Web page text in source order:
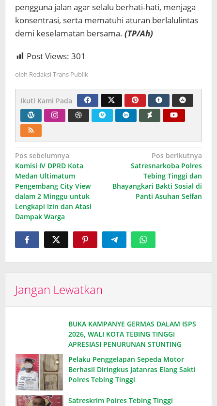
pengguna jalan agar selalu berhati-hati, menjaga
konsentrasi, serta mematuhi aturan berlalulintas
demi keselamatan bersama. (TP/Ah)
Post Views: 301
oleh Redaksi Trans Publik
Ikuti Kami Pada
Navigasi
pos
Pos sebelumnya
Komisi IV DPRD Kota
Medan Ultimatum
Pengembang City View
dalam 2 Minggu untuk
Lengkapi Izin dan Atasi
Dampak Warga
Pos berikutnya
Satresnarkoba Polres
Tebing Tinggi dan
Bhayangkari Bakti Sosial di
Panti Asuhan Selfan
Jangan Lewatkan
BUKA KAMPANYE GERMAS DALAM ISPS
2026, WALI KOTA TEBING TINGGI
APRESIASI PENURUNAN STUNTING
Pelaku Penggelapan Sepeda Motor
Berhasil Diringkus Jatanras Elang Sakti
Polres Tebing Tinggi
Satreskrim Polres Tebing Tinggi